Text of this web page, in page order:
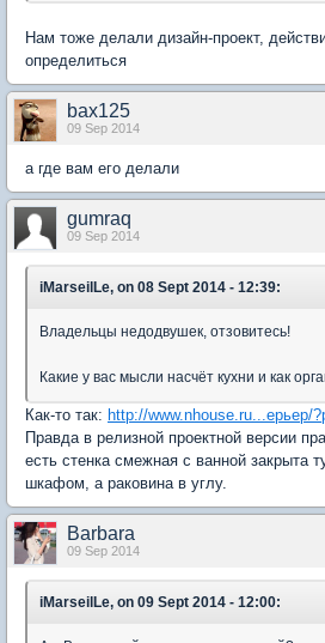
Нам тоже делали дизайн-проект,
определиться
bax125
09 Sep 2014
а где вам его делали
gumraq
09 Sep 2014
iMarseilLe, on 08 Sept 2014 - 12:39:
Владельцы недодвушек, отзовитесь!
Какие у вас мысли насчёт кухни и как
Как-то так: http://www.nhouse.ru...ерьер/
Правда в релизной проектной версии
есть стенка смежная с ванной закрыта
шкафом, а раковина в углу.
Barbara
09 Sep 2014
iMarseilLe, on 09 Sept 2014 - 12:00: